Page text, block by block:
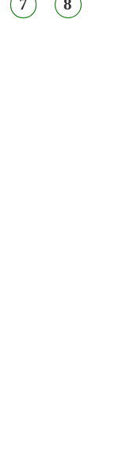
7 8